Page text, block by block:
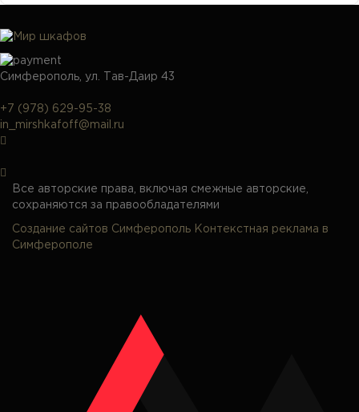
Симферополь, ул. Тав-Даир 43
+7 (978) 629-95-38
in_mirshkafoff@mail.ru
Все авторские права, включая смежные авторские,
сохраняются за правообладателями
Создание сайтов Симферополь Контекстная реклама в
Симферополе